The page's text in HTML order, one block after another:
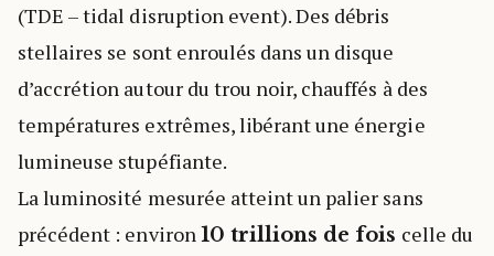
(TDE – tidal disruption event). Des débris
stellaires se sont enroulés dans un disque
d’accrétion autour du trou noir, chauffés à des
températures extrêmes, libérant une énergie
lumineuse stupéfiante.
La luminosité mesurée atteint un palier sans
précédent : environ 10 trillions de fois celle du